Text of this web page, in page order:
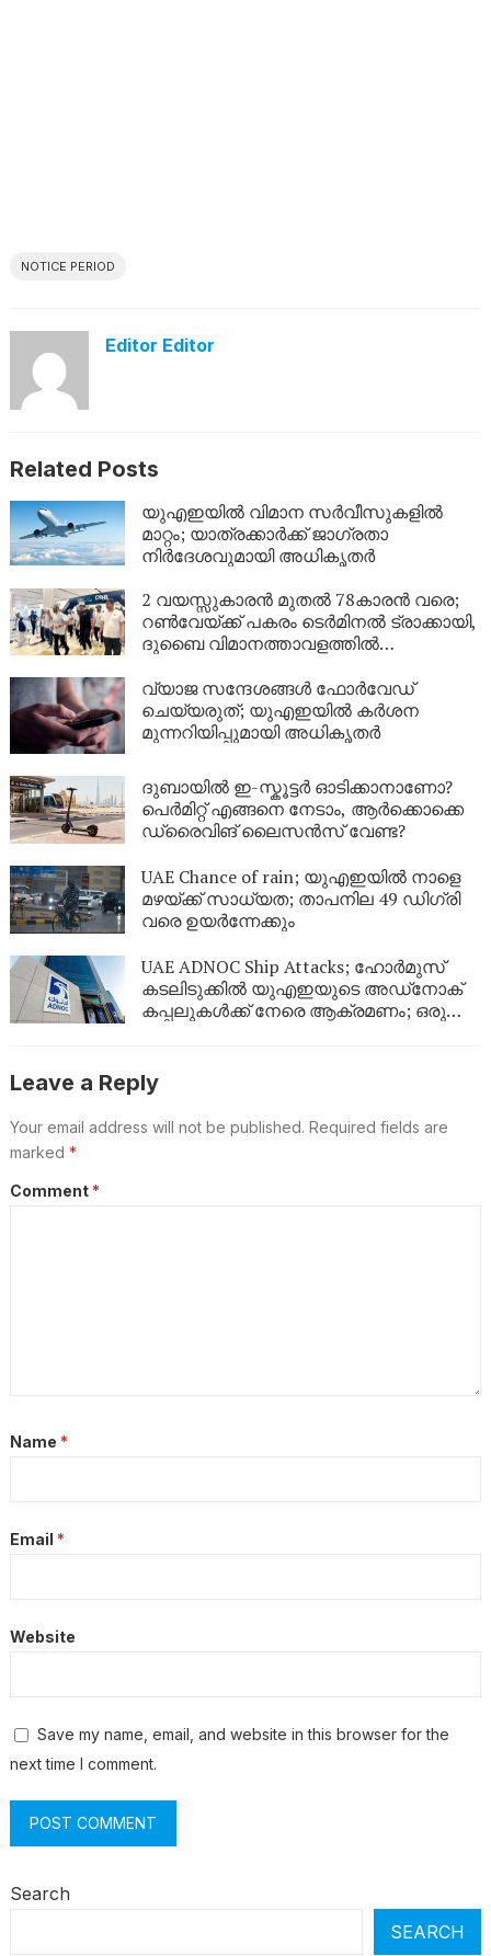
NOTICE PERIOD
Editor Editor
Related Posts
യുഎഇയിൽ വിമാന സർവീസുകളിൽ
മാറ്റം; യാത്രക്കാർക്ക് ജാഗ്രതാ
നിർദേശവുമായി അധികൃതർ
2 വയസ്സുകാരൻ മുതൽ 78കാരൻ വരെ;
റൺവേയ്ക്ക് പകരം ടെർമിനൽ ട്രാക്കായി,
ദുബൈ വിമാനത്താവളത്തിൽ
വ്യാജ സന്ദേശങ്ങൾ ഫോർവേഡ്
ചെയ്യരുത്; യുഎഇയിൽ കർശന
മുന്നറിയിപ്പുമായി അധികൃതർ
ദുബായിൽ ഇ-സ്കൂട്ടർ ഓടിക്കാനാണോ?
പെർമിറ്റ് എങ്ങനെ നേടാം, ആർക്കൊക്കെ
ഡ്രൈവിങ് ലൈസൻസ് വേണ്ട?
UAE Chance of rain; യുഎഇയിൽ നാളെ
മഴയ്ക്ക് സാധ്യത; താപനില 49 ഡിഗ്രി
വരെ ഉയർന്നേക്കും
UAE ADNOC Ship Attacks; ഹോർമുസ്
കടലിടുക്കിൽ യുഎഇയുടെ അഡ്‌നോക്
കപ്പലുകൾക്ക് നേരെ ആക്രമണം; ഒരു
Leave a Reply
Your email address will not be published. Required fields are
marked *
Comment *
Name *
Email *
Website
Save my name, email, and website in this browser for the
next time I comment.
Search
SEARCH